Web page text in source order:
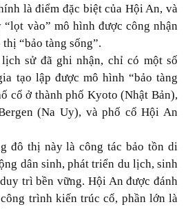
là điểm đặc biệt của Hội An, và
“lọt vào” mô hình được công nhận
“bảo tàng sống”.
sử đã ghi nhận, chỉ có một số
tạo lập được mô hình “bảo tàng
cổ ở thành phố Kyoto (Nhật Bản),
(Na Uy), và phố cổ Hội An
đô thị này là công tác bảo tồn di
dân sinh, phát triển du lịch, sinh
trì bền vững. Hội An được đánh
trình kiến trúc cổ, phần lớn là